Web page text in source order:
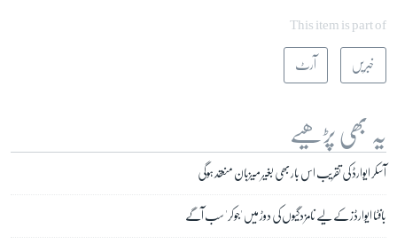
This item is part of
خبریں آرٹ
یہ بھی پڑھیے
آسکر ایوارڈ کی تقریب اس بار بھی بغیر میزبان منعقد ہوگی
بافٹا ایوارڈز کے لیے نامزدگیوں کی دوڑ میں 'جوکر' سب آگے